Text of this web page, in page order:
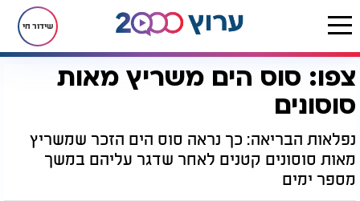
שידור חי
דף הבית יהדות נפלאות הבריאה צפו: סוס הים משריץ מאות סוסונים
צפו: סוס הים משריץ מאות
סוסונים
נפלאות הבריאה: כך נראה סוס הים הזכר שמשריץ
מאות סוסונים קטנים לאחר שדגר עליהם במשך
מספר ימים